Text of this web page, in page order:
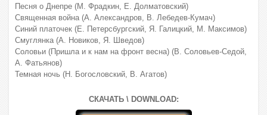
Песня о Днепре (М. Фрадкин, Е. Долматовский)
Священная война (А. Александров, В. Лебедев-Кумач)
Синий платочек (Е. Петерсбургский, Я. Галицкий, М. Максимов)
Смуглянка (А. Новиков, Я. Шведов)
Соловьи (Пришла и к нам на фронт весна) (В. Соловьев-Седой,
А. Фатьянов)
Темная ночь (Н. Богословский, В. Агатов)
СКАЧАТЬ \ DOWNLOAD: